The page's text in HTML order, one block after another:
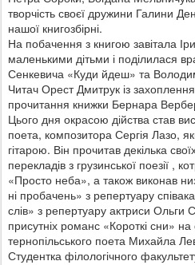
творчість своєї дружини Галини
нашої книгозбірні.
На побачення з книгою завітала
маленькими дітьми і поділилася
Сенкевича «Куди йдеш» та
Читач Орест Дмитрук із
прочитання книжки Бернара
Цього дня окрасою дійства став
поета, композитора Сергія Лазо,
гітарою. Він прочитав декілька
перекладів з грузинської поезії ,
«Просто неба», а також виконав
ні пробачень» з репертуару
слів» з репертуару актриси Ольги
присутніх романс «Короткі сни»
тернопільського поета Михайла
Студентка філологічного